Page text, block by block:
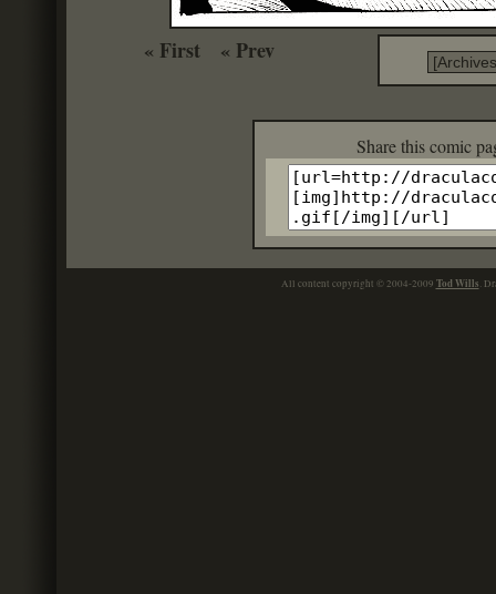
« First « Prev
Share this
All content copyright © 2004-2009 Tod Wills.